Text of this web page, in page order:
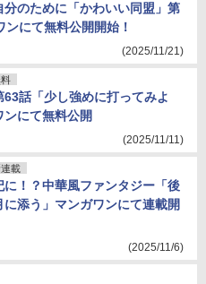
分のために「かわいい同盟」第
ンにて無料公開開始！
(2025/11/21)
63話「少し強めに打ってみよ
ンにて無料公開
(2025/11/11)
載
に！？中華風ファンタジー「後
添う」マンガワンにて連載開
(2025/11/6)